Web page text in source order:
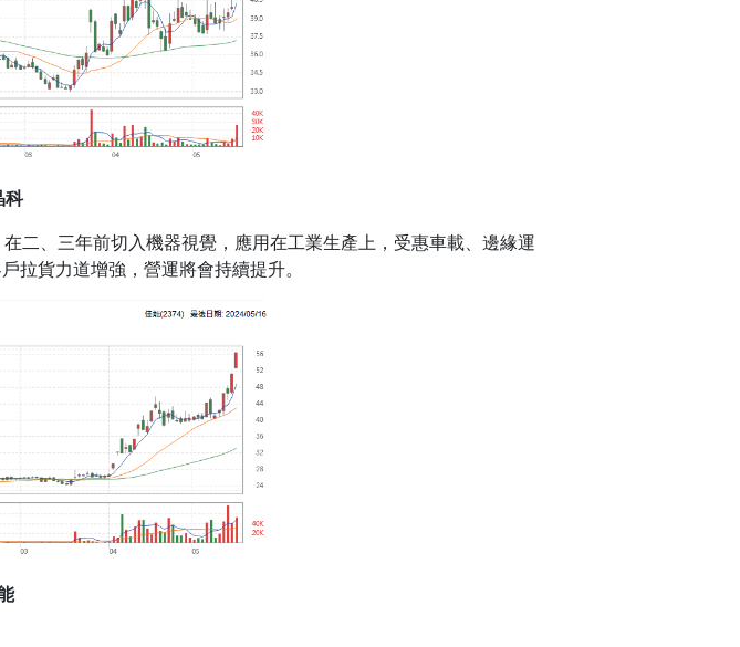
科
二、三年前切入機器視覺，應用在工業生產上，受惠車載、邊緣運
拉貨力道增強，營運將會持續提升。